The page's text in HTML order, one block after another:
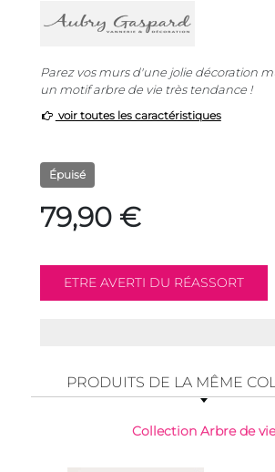
Parez vos murs d'une jolie décoration
un motif arbre de vie très tendance !
voir toutes les caractéristiques
Épuisé
79,90 €
PRODUITS DE LA MÊME
Collection Arbre de vie